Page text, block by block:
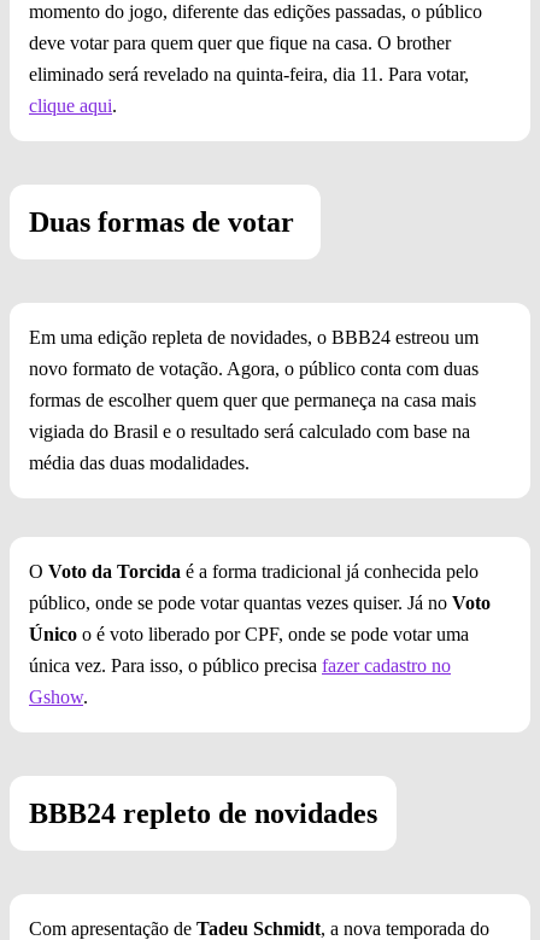
momento do jogo, diferente das edições passadas, o público
deve votar para quem quer que fique na casa. O brother
eliminado será revelado na quinta-feira, dia 11. Para votar,
clique aqui.
Duas formas de votar
Em uma edição repleta de novidades, o BBB24 estreou um
novo formato de votação. Agora, o público conta com duas
formas de escolher quem quer que permaneça na casa mais
vigiada do Brasil e o resultado será calculado com base na
média das duas modalidades.
O Voto da Torcida é a forma tradicional já conhecida pelo
público, onde se pode votar quantas vezes quiser. Já no Voto
Único o é voto liberado por CPF, onde se pode votar uma
única vez. Para isso, o público precisa fazer cadastro no
Gshow.
BBB24 repleto de novidades
Com apresentação de Tadeu Schmidt, a nova temporada do